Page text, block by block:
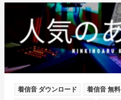
着信音 ダウンロード 着信音 無料